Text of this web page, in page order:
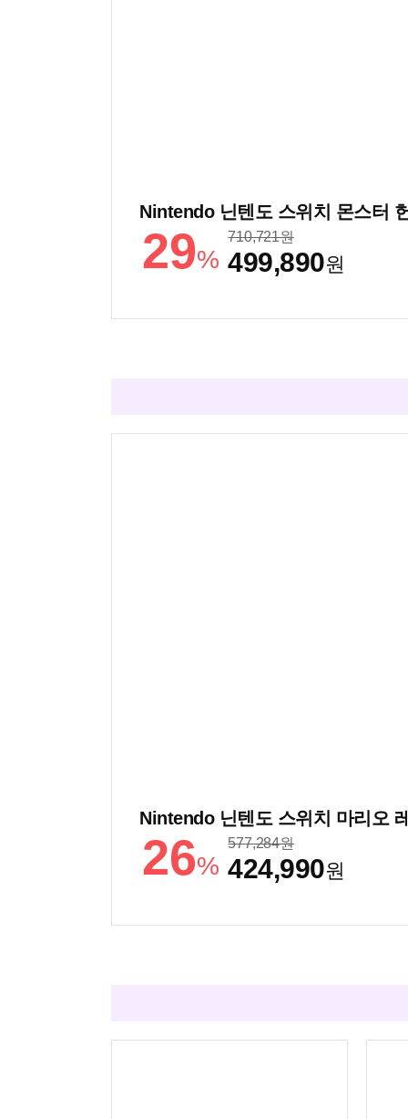
29%
710,721원
499,890원
Nintendo 닌텐도 스위치 마리오
26%
577,284원
424,990원